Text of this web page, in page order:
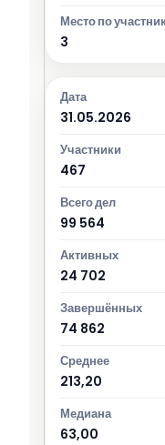
3
31.05.2026
467
99 564
24 702
74 862
213,20
63,00